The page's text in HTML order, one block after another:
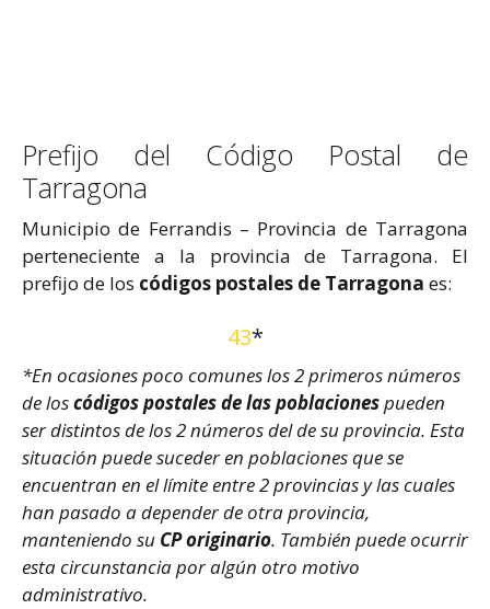
Prefijo del Código Postal de
Tarragona
Municipio de Ferrandis – Provincia de Tarragona
perteneciente a la provincia de Tarragona. El
prefijo de los códigos postales de Tarragona es:
43*
*En ocasiones poco comunes los 2 primeros números
de loscódigos postales de las poblacionespueden
ser distintos de los 2 números del de su provincia. Esta
situación puede suceder en poblaciones que se
encuentran en el límite entre 2 provincias y las cuales
han pasado a depender de otra provincia,
manteniendo su CP originario. También puede ocurrir
esta circunstancia por algún otro motivo
administrativo.